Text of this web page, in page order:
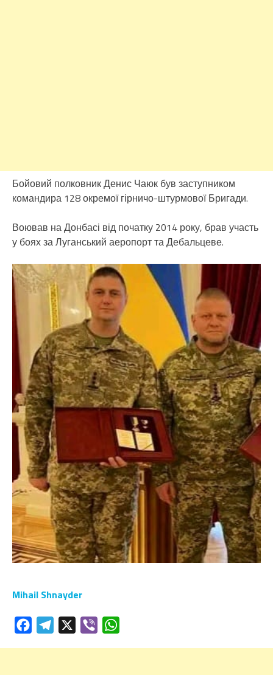
Бойовий полковник Денис Чаюк був заступником
командира 128 окремої гірничо-штурмової Бригади.
Воював на Донбасі від початку 2014 року, брав участь
у боях за Луганський аеропорт та Дебальцеве.
Mihail Shnayder
FacebookTelegram Viber